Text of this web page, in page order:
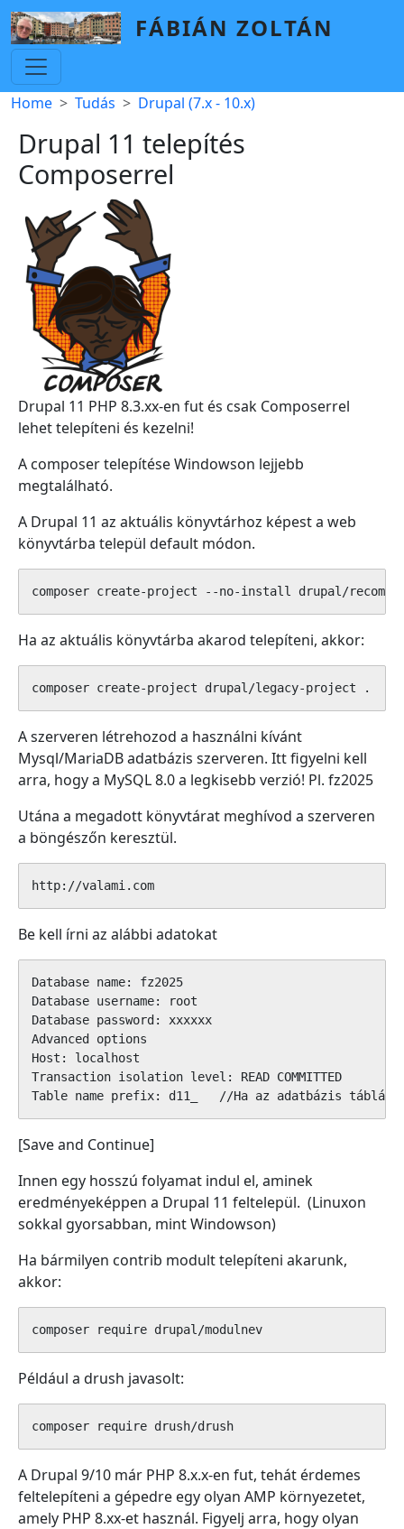
Skip to main content
FÁBIÁN ZOLTÁN
Breadcrumb
Home Tudás Drupal (7.x - 10.x)
Drupal 11 telepítés
Composerrel
Drupal 11 PHP 8.3.xx-en fut és csak Composerrel
lehet telepíteni és kezelni!
A composer telepítése Windowson lejjebb
megtalálható.
A Drupal 11 az aktuális könyvtárhoz képest a web
könyvtárba települ default módon.
composer create-project --no-install drupal/
Ha az aktuális könyvtárba akarod telepíteni, akkor:
composer create-project drupal/legacy-project .
A szerveren létrehozod a használni kívánt
Mysql/MariaDB adatbázis szerveren. Itt figyelni kell
arra, hogy a MySQL 8.0 a legkisebb verzió! Pl. fz2025
Utána a megadott könyvtárat meghívod a szerveren
a böngészőn keresztül.
http://valami.com
Be kell írni az alábbi adatokat
Database name: fz2025
Database username: root
Database password: xxxxxx
Advanced options
Host: localhost
Transaction isolation level: READ COMMITTED
Table name prefix: d11_   //Ha az adatbázis táblák
[Save and Continue]
Innen egy hosszú folyamat indul el, aminek
eredményeképpen a Drupal 11 feltelepül. (Linuxon
sokkal gyorsabban, mint Windowson)
Ha bármilyen contrib modult telepíteni akarunk,
akkor:
composer require drupal/modulnev
Például a drush javasolt:
composer require drush/drush
A Drupal 9/10 már PHP 8.x.x-en fut, tehát érdemes
feltelepíteni a gépedre egy olyan AMP környezetet,
amely PHP 8.xx-et használ. Figyelj arra, hogy olyan